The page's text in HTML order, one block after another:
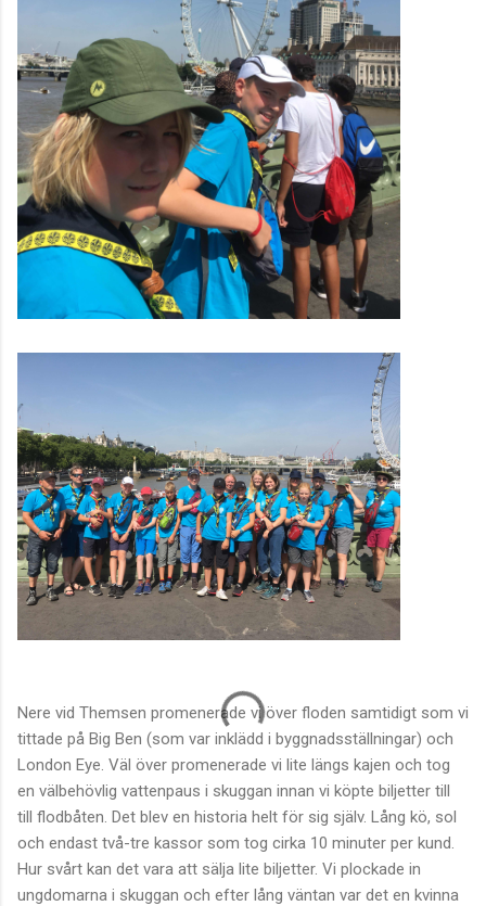
Nere vid Themsen promenerade vi över floden samtidigt som vi
tittade på Big Ben (som var inklädd i byggnadsställningar) och
London Eye. Väl över promenerade vi lite längs kajen och tog
en välbehövlig vattenpaus i skuggan innan vi köpte biljetter till
till flodbåten. Det blev en historia helt för sig själv. Lång kö, sol
och endast två-tre kassor som tog cirka 10 minuter per kund.
Hur svårt kan det vara att sälja lite biljetter. Vi plockade in
ungdomarna i skuggan och efter lång väntan var det en kvinna